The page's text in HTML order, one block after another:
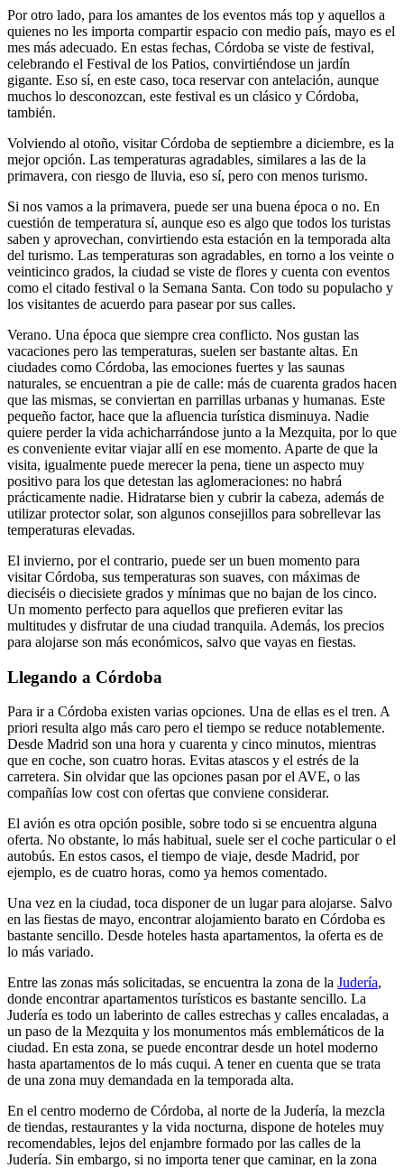
Por otro lado, para los amantes de los eventos más top y aquellos a
quienes no les importa compartir espacio con medio país, mayo es el
mes más adecuado. En estas fechas, Córdoba se viste de festival,
celebrando el Festival de los Patios, convirtiéndose un jardín
gigante. Eso sí, en este caso, toca reservar con antelación, aunque
muchos lo desconozcan, este festival es un clásico y Córdoba,
también.
Volviendo al otoño, visitar Córdoba de septiembre a diciembre, es la
mejor opción. Las temperaturas agradables, similares a las de la
primavera, con riesgo de lluvia, eso sí, pero con menos turismo.
Si nos vamos a la primavera, puede ser una buena época o no. En
cuestión de temperatura sí, aunque eso es algo que todos los turistas
saben y aprovechan, convirtiendo esta estación en la temporada alta
del turismo. Las temperaturas son agradables, en torno a los veinte o
veinticinco grados, la ciudad se viste de flores y cuenta con eventos
como el citado festival o la Semana Santa. Con todo su populacho y
los visitantes de acuerdo para pasear por sus calles.
Verano. Una época que siempre crea conflicto. Nos gustan las
vacaciones pero las temperaturas, suelen ser bastante altas. En
ciudades como Córdoba, las emociones fuertes y las saunas
naturales, se encuentran a pie de calle: más de cuarenta grados hacen
que las mismas, se conviertan en parrillas urbanas y humanas. Este
pequeño factor, hace que la afluencia turística disminuya. Nadie
quiere perder la vida achicharrándose junto a la Mezquita, por lo que
es conveniente evitar viajar allí en ese momento. Aparte de que la
visita, igualmente puede merecer la pena, tiene un aspecto muy
positivo para los que detestan las aglomeraciones: no habrá
prácticamente nadie. Hidratarse bien y cubrir la cabeza, además de
utilizar protector solar, son algunos consejillos para sobrellevar las
temperaturas elevadas.
El invierno, por el contrario, puede ser un buen momento para
visitar Córdoba, sus temperaturas son suaves, con máximas de
dieciséis o diecisiete grados y mínimas que no bajan de los cinco.
Un momento perfecto para aquellos que prefieren evitar las
multitudes y disfrutar de una ciudad tranquila. Además, los precios
para alojarse son más económicos, salvo que vayas en fiestas.
Llegando a Córdoba
Para ir a Córdoba existen varias opciones. Una de ellas es el tren. A
priori resulta algo más caro pero el tiempo se reduce notablemente.
Desde Madrid son una hora y cuarenta y cinco minutos, mientras
que en coche, son cuatro horas. Evitas atascos y el estrés de la
carretera. Sin olvidar que las opciones pasan por el AVE, o las
compañías low cost con ofertas que conviene considerar.
El avión es otra opción posible, sobre todo si se encuentra alguna
oferta. No obstante, lo más habitual, suele ser el coche particular o el
autobús. En estos casos, el tiempo de viaje, desde Madrid, por
ejemplo, es de cuatro horas, como ya hemos comentado.
Una vez en la ciudad, toca disponer de un lugar para alojarse. Salvo
en las fiestas de mayo, encontrar alojamiento barato en Córdoba es
bastante sencillo. Desde hoteles hasta apartamentos, la oferta es de
lo más variado.
Entre las zonas más solicitadas, se encuentra la zona de la Judería,
donde encontrar apartamentos turísticos es bastante sencillo. La
Judería es todo un laberinto de calles estrechas y calles encaladas, a
un paso de la Mezquita y los monumentos más emblemáticos de la
ciudad. En esta zona, se puede encontrar desde un hotel moderno
hasta apartamentos de lo más cuqui. A tener en cuenta que se trata
de una zona muy demandada en la temporada alta.
En el centro moderno de Córdoba, al norte de la Judería, la mezcla
de tiendas, restaurantes y la vida nocturna, dispone de hoteles muy
recomendables, lejos del enjambre formado por las calles de la
Judería. Sin embargo, si no importa tener que caminar, en la zona